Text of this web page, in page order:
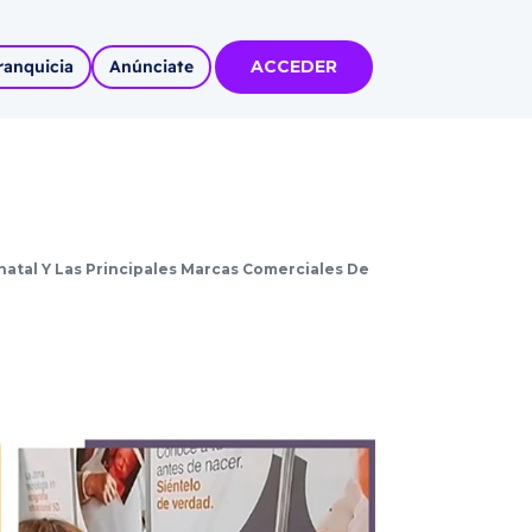
MÁS
con
tu Marca
Anúnciate ACCEDER
Y Las Principales Marcas Comerciales De